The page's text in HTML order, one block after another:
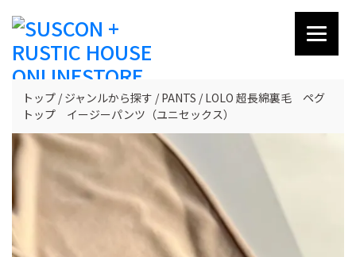
トップ ジャンルから探す PANTS
LOLO 超長綿裏毛 ペグ
トップ イージーパンツ（ユニセックス）